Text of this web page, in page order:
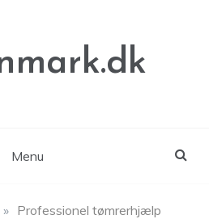
Menu
» Professionel tømrerhjælp